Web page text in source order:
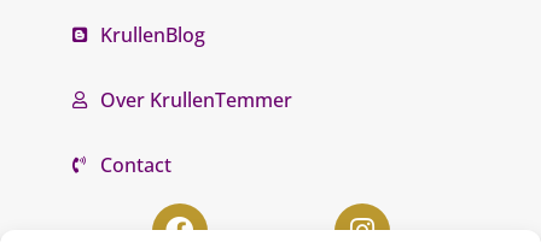
KrullenBlog
Over KrullenTemmer
Contact